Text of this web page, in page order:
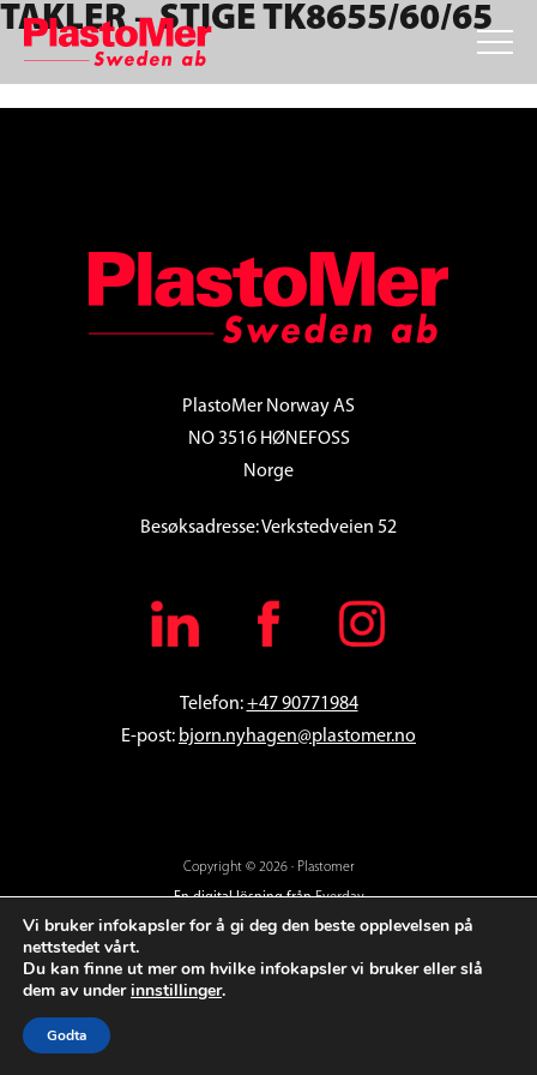
Skip
primary
navigation
Skip
main
content
Skip
footer
TAKLER – STIGE TK8655/60/65
PlastoMer Norway AS
NO 3516 HØNEFOSS
Norge
Besøksadresse: Verkstedveien 52
Telefon:+47 90771984
E-post: bjorn.nyhagen@plastomer.no
Copyright © 2026 · Plastomer
En digital lösning frånEverday
Vi bruker infokapsler for å gi deg den beste opplevelsen på
nettstedet vårt.
Du kan finne ut mer om hvilke infokapsler vi bruker eller slå
dem av underinnstillinger.
Godta